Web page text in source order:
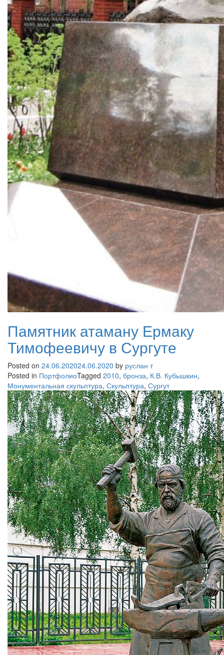
Памятник атаману Ермаку
Тимофеевичу в Сургуте
Posted on 24.06.202024.06.2020 by руслан т
Posted in ПортфолиоTagged 2010, бронза, К.В. Кубышкин,
Монументальная скульптура, Скульптура, Сургут